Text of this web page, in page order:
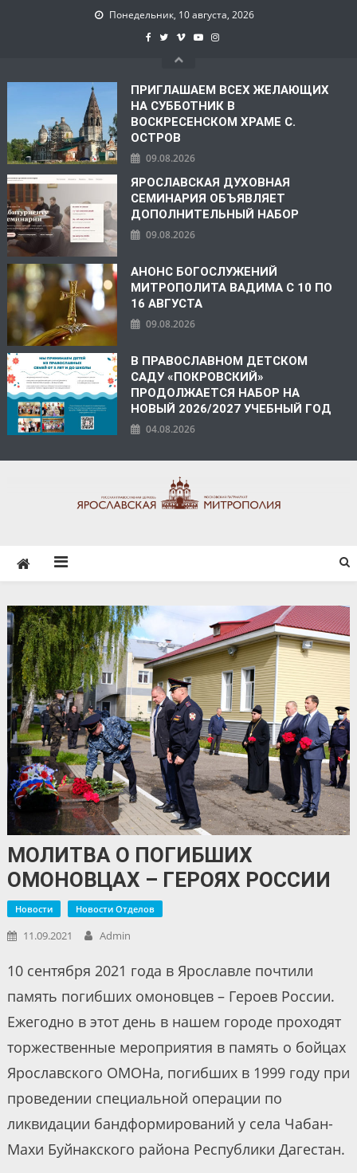
Понедельник, 10 августа, 2026
ПРИГЛАШАЕМ ВСЕХ ЖЕЛАЮЩИХ
НА СУББОТНИК В
ВОСКРЕСЕНСКОМ ХРАМЕ С.
ОСТРОВ
09.08.2026
ЯРОСЛАВСКАЯ ДУХОВНАЯ
СЕМИНАРИЯ ОБЪЯВЛЯЕТ
ДОПОЛНИТЕЛЬНЫЙ НАБОР
09.08.2026
АНОНС БОГОСЛУЖЕНИЙ
МИТРОПОЛИТА ВАДИМА С 10 ПО
16 АВГУСТА
09.08.2026
В ПРАВОСЛАВНОМ ДЕТСКОМ
САДУ «ПОКРОВСКИЙ»
ПРОДОЛЖАЕТСЯ НАБОР НА
НОВЫЙ 2026/2027 УЧЕБНЫЙ ГОД
04.08.2026
МОЛИТВА О ПОГИБШИХ
ОМОНОВЦАХ – ГЕРОЯХ РОССИИ
Новости Новости Отделов
11.09.2021 Admin
10 сентября 2021 года в Ярославле почтили
память погибших омоновцев – Героев России.
Ежегодно в этот день в нашем городе проходят
торжественные мероприятия в память о бойцах
Ярославского ОМОНа, погибших в 1999 году при
проведении специальной операции по
ликвидации бандформирований у села Чабан-
Махи Буйнакского района Республики Дагестан.